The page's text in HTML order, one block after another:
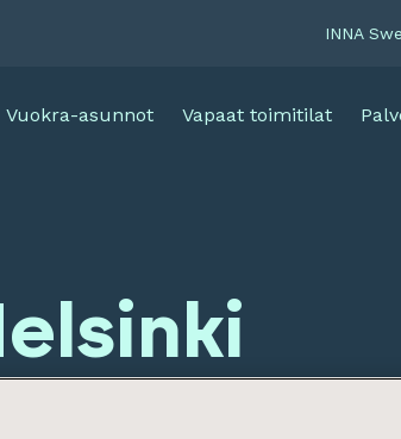
INNA
Vuokra-asunnot Vapaat toimitilat